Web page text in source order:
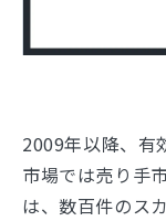
2009年以降、有
市場では売り手
は、数百件のス